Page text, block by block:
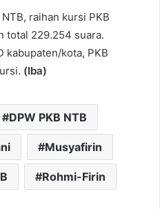
raihan kursi PKB
total 229.254 suara.
kabupaten/kota, PKB
(Iba)
DPW PKB NTB
Musyafirin
Rohmi-Firin